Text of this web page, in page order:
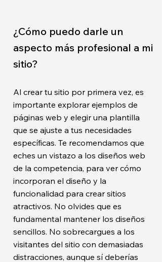
¿Cómo puedo darle un
aspecto más profesional a mi
sitio?
Al crear tu sitio por primera vez, es
importante explorar ejemplos de
páginas web y elegir una plantilla
que se ajuste a tus necesidades
específicas. Te recomendamos que
eches un vistazo a los diseños web
de la competencia, para ver cómo
incorporan el diseño y la
funcionalidad para crear sitios
atractivos. No olvides que es
fundamental mantener los diseños
sencillos. No sobrecargues a los
visitantes del sitio con demasiadas
distracciones, aunque sí deberías